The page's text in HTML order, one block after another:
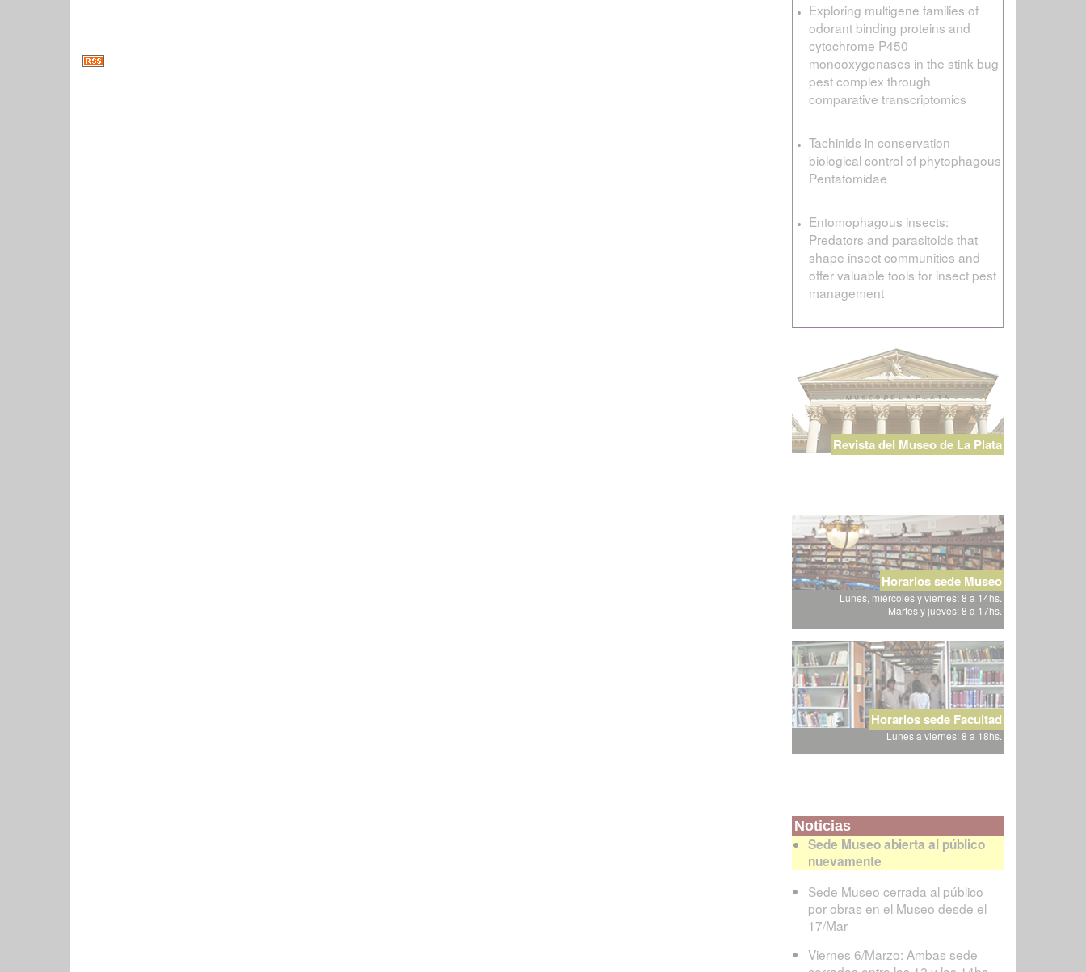
Exploring multigene families of
odorant binding proteins and
cytochrome P450
monooxygenases in the stink bug
pest complex through
comparative transcriptomics
Tachinids in conservation
biological control of phytophagous
Pentatomidae
Entomophagous insects:
Predators and parasitoids that
shape insect communities and
offer valuable tools for insect pest
management
Revista del Museo de La Plata
Horarios sede Museo
Lunes, miércoles y viernes: 8 a 14hs.
Martes y jueves: 8 a 17hs.
Horarios sede Facultad
Lunes a viernes: 8 a 18hs.
Noticias
Sede Museo abierta al público
nuevamente
Sede Museo cerrada al público
por obras en el Museo desde el
17/Mar
Viernes 6/Marzo: Ambas sede